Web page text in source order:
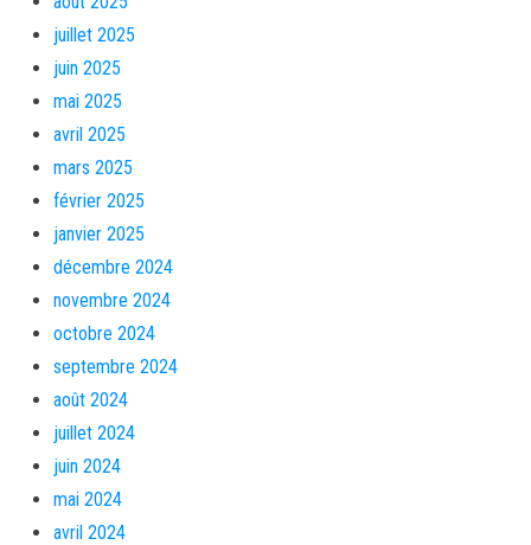
juillet 2025
juin 2025
mai 2025
avril 2025
mars 2025
février 2025
janvier 2025
décembre 2024
novembre 2024
octobre 2024
septembre 2024
août 2024
juillet 2024
juin 2024
mai 2024
avril 2024